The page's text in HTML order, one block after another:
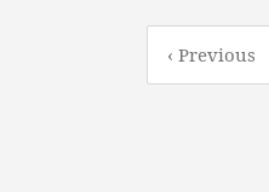
‹ Previous